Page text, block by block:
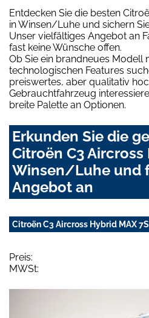
Entdecken Sie die besten
in Winsen/Luhe und sichern
Unser vielfältiges Angebot an
fast keine Wünsche offen.
Ob Sie ein brandneues Modell
technologischen Features
preiswertes, aber qualitativ
Gebrauchtfahrzeug
breite Palette an Optionen.
Erkunden Sie die
Citroën C3
Winsen/Luhe und
Angebot an
Citroën C3 Aircross Hybrid MAX
Preis:
MWSt: